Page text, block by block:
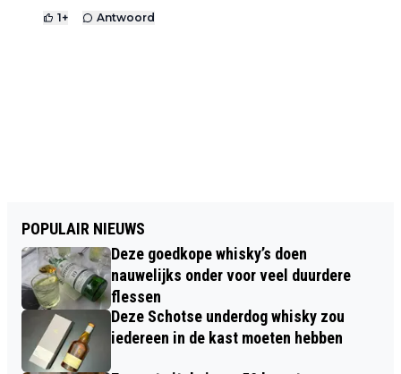
1+ Antwoord
POPULAIR NIEUWS
Deze goedkope whisky’s doen
nauwelijks onder voor veel duurdere
flessen
Deze Schotse underdog whisky zou
iedereen in de kast moeten hebben